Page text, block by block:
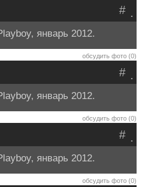
.
#
январь 2012.
обсудить фото (0)
.
#
январь 2012.
обсудить фото (0)
.
#
январь 2012.
обсудить фото (0)